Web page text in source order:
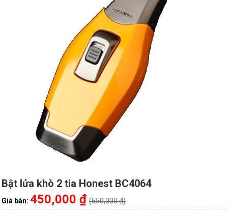
Bật lửa khò 2 tia Honest BC4064
Giá bán: 450,000 ₫ (650,000 ₫)